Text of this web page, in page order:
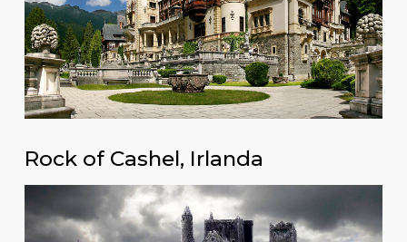
Rock of Cashel, Irlanda